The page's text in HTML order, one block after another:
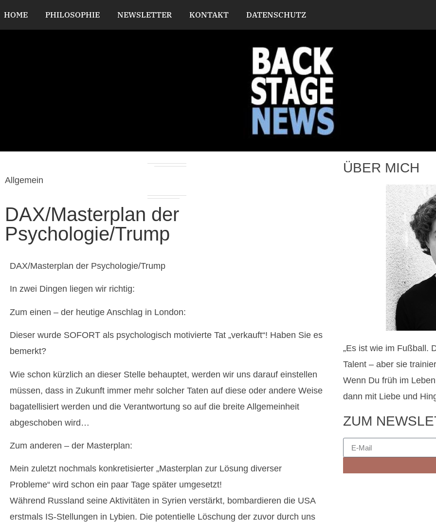
HOME PHILOSOPHIE NEWSLETTER KONTAKT DATENSCHUTZ
Allgemein
DAX/Masterplan der
Psychologie/Trump
DAX/Masterplan der Psychologie/Trump
In zwei Dingen liegen wir richtig:
Zum einen – der heutige Anschlag in London:
Dieser wurde SOFORT als psychologisch motivierte Tat „verkauft“! Haben Sie es
bemerkt?
Wie schon kürzlich an dieser Stelle behauptet, werden wir uns darauf einstellen
müssen, dass in Zukunft immer mehr solcher Taten auf diese oder andere Weise
bagatellisiert werden und die Verantwortung so auf die breite Allgemeinheit
abgeschoben wird…
Zum anderen – der Masterplan:
Mein zuletzt nochmals konkretisierter „Masterplan zur Lösung diverser
Probleme“ wird schon ein paar Tage später umgesetzt!
Während Russland seine Aktivitäten in Syrien verstärkt, bombardieren die USA
erstmals IS-Stellungen in Lybien. Die potentielle Löschung der zuvor durch uns
ÜBER MICH
„Es ist wie im Fußball.
Talent – aber sie
Wenn Du früh im
dann mit Liebe und
ZUM